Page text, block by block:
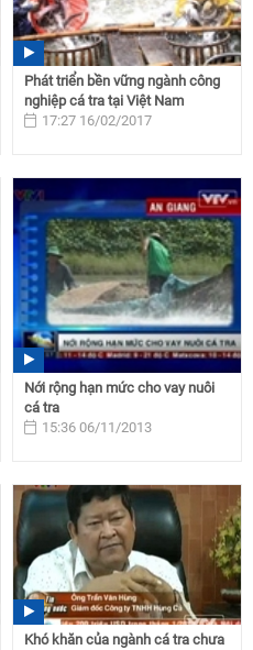
Phát triển bền vững ngành công
nghiệp cá tra tại Việt Nam
17:27 16/02/2017
Nới rộng hạn mức cho vay nuôi
cá tra
15:36 06/11/2013
Khó khăn của ngành cá tra chưa